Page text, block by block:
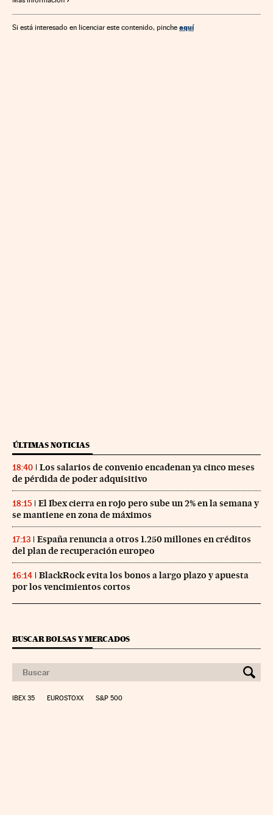
Si está interesado en licenciar este contenido, pinche aquí
ÚLTIMAS NOTICIAS
18:40
Los salarios de convenio encadenan ya cinco meses
de pérdida de poder adquisitivo
18:15
El Ibex cierra en rojo pero sube un 2% en la semana y
se mantiene en zona de máximos
17:13
España renuncia a otros 1.250 millones en créditos
del plan de recuperación europeo
16:14
BlackRock evita los bonos a largo plazo y apuesta
por los vencimientos cortos
BUSCAR BOLSAS Y MERCADOS
IBEX 35 EUROSTOXX S&P 500